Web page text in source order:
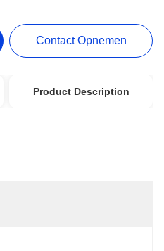
Contact Opnemen
Product Description